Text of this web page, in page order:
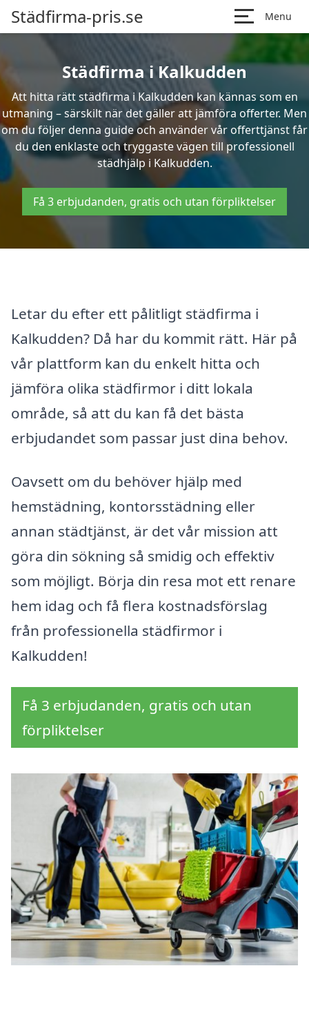
Städfirma-pris.se Menu
Städfirma i Kalkudden
Att hitta rätt städfirma i Kalkudden kan kännas som en
utmaning – särskilt när det gäller att jämföra offerter. Men
om du följer denna guide och använder vår offerttjänst får
du den enklaste och tryggaste vägen till professionell
städhjälp i Kalkudden.
Få 3 erbjudanden, gratis och utan förpliktelser
Letar du efter ett pålitligt städfirma i
Kalkudden? Då har du kommit rätt. Här på
vår plattform kan du enkelt hitta och
jämföra olika städfirmor i ditt lokala
område, så att du kan få det bästa
erbjudandet som passar just dina behov.
Oavsett om du behöver hjälp med
hemstädning, kontorsstädning eller
annan städtjänst, är det vår mission att
göra din sökning så smidig och effektiv
som möjligt. Börja din resa mot ett renare
hem idag och få flera kostnadsförslag
från professionella städfirmor i
Kalkudden!
Få 3 erbjudanden, gratis och utan
förpliktelser